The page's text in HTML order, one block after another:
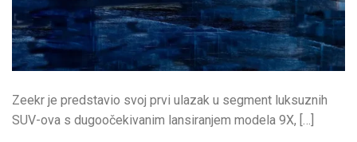
Zeekr je predstavio svoj prvi ulazak u segment luksuznih
SUV-ova s ​​dugoočekivanim lansiranjem modela 9X, […]